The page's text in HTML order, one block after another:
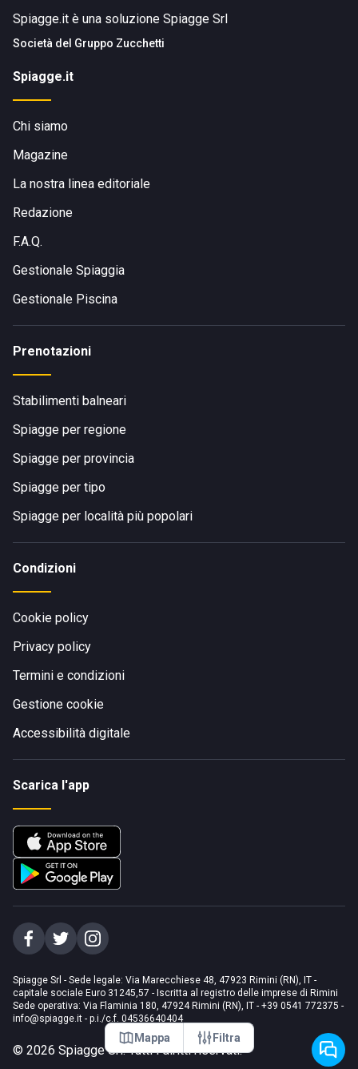
Mappa Filtra
Spiagge.it è una soluzione Spiagge Srl
Società del Gruppo Zucchetti
Spiagge.it
Chi siamo
Magazine
La nostra linea editoriale
Redazione
F.A.Q.
Gestionale Spiaggia
Gestionale Piscina
Prenotazioni
Stabilimenti balneari
Spiagge per regione
Spiagge per provincia
Spiagge per tipo
Spiagge per località più popolari
Condizioni
Cookie policy
Privacy policy
Termini e condizioni
Gestione cookie
Accessibilità digitale
Scarica l'app
Spiagge Srl - Sede legale: Via Marecchiese 48, 47923 Rimini (RN), IT -
capitale sociale Euro 31245,57 - Iscritta al registro delle imprese di Rimini
Sede operativa: Via Flaminia 180, 47924 Rimini (RN), IT - +39 0541 772375 -
info@spiagge.it - p.i./c.f. 04536640404
© 2026 Spiagge Srl. Tutti i diritti riservati.